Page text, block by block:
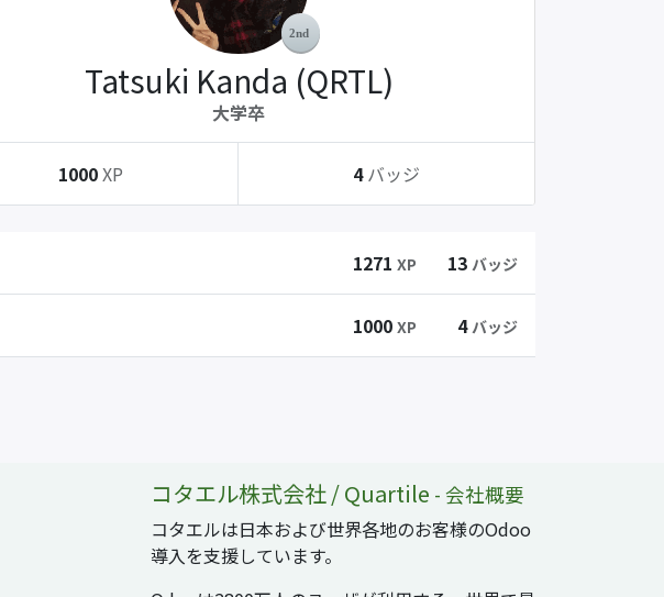
Tatsuki Kanda (QRTL)
大学卒
1000XP 4 バッジ
1271 XP 13 バッジ
1000 XP 4 バッジ
コタエル株式会社 / Quartile - 会社概要
コタエルは日本および世界各地のお客様のOdoo
導入を支援しています。